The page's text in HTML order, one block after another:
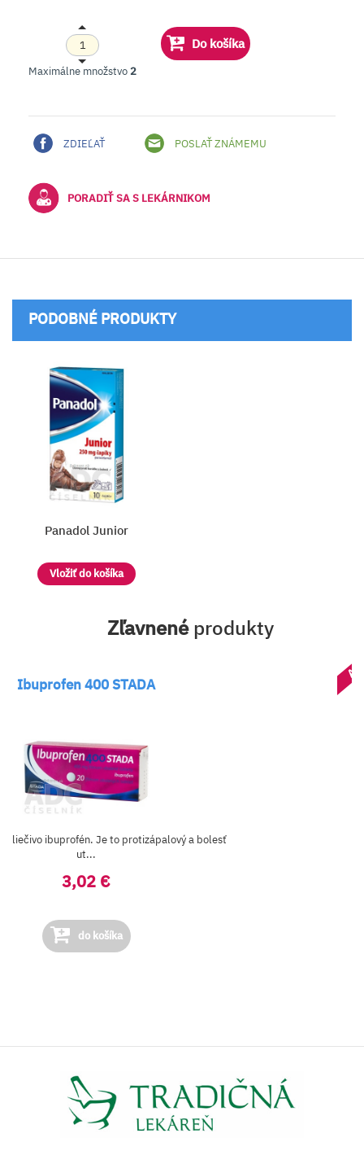
Maximálne množstvo2
Do košíka
ZDIEĽAŤ POSLAŤ ZNÁMEMU
PORADIŤ SA S LEKÁRNIKOM
PODOBNÉ PRODUKTY
Panadol Junior
Vložiť do košíka
Zľavnenéprodukty
Ibuprofen 400 STADA
liečivo ibuprofén. Je to protizápalový a bolesť
ut...
3,02 €
do košíka